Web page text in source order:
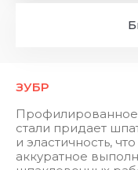
ЗУБР
стали придает
и эластичность,
аккуратное